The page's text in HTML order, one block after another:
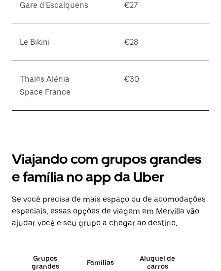
Gare d'Escalquens €27
Le Bikini €28
Thalès Alénia
Space France
€30
Viajando com grupos grandes
e família no app da Uber
Se você precisa de mais espaço ou de acomodações
especiais, essas opções de viagem em Mervilla vão
ajudar você e seu grupo a chegar ao destino.
Grupos
grandes
Famílias
Aluguel de
carros